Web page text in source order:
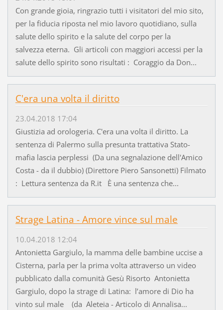
Con grande gioia, ringrazio tutti i visitatori del mio sito,
per la fiducia riposta nel mio lavoro quotidiano, sulla
salute dello spirito e la salute del corpo per la
salvezza eterna. Gli articoli con maggiori accessi per la
salute dello spirito sono risultati : Coraggio da Don...
C'era una volta il diritto
23.04.2018 17:04
Giustizia ad orologeria. C'era una volta il diritto. La
sentenza di Palermo sulla presunta trattativa Stato-
mafia lascia perplessi (Da una segnalazione dell'Amico
Costa - da il dubbio) (Direttore Piero Sansonetti) Filmato
: Lettura sentenza da R.it È una sentenza che...
Strage Latina - Amore vince sul male
10.04.2018 12:04
Antonietta Gargiulo, la mamma delle bambine uccise a
Cisterna, parla per la prima volta attraverso un video
pubblicato dalla comunità Gesù Risorto Antonietta
Gargiulo, dopo la strage di Latina: l’amore di Dio ha
vinto sul male (da Aleteia - Articolo di Annalisa...